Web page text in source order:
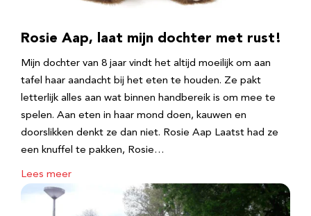
Rosie Aap, laat mijn dochter met rust!
Mijn dochter van 8 jaar vindt het altijd moeilijk om aan
tafel haar aandacht bij het eten te houden. Ze pakt
letterlijk alles aan wat binnen handbereik is om mee te
spelen. Aan eten in haar mond doen, kauwen en
doorslikken denkt ze dan niet. Rosie Aap Laatst had ze
een knuffel te pakken, Rosie…
Lees meer